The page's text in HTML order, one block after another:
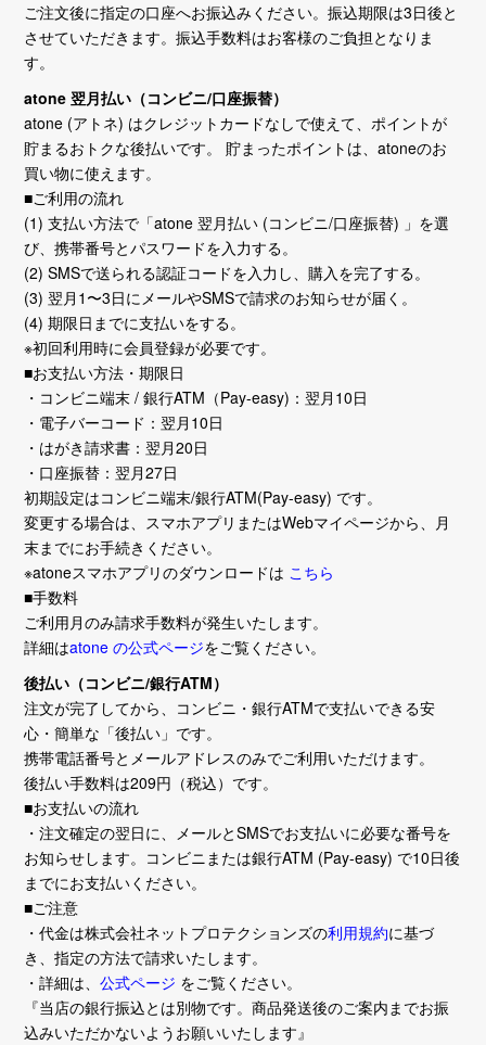
ご注文後に指定の口座へお振込みください。振込期限は3日後と
させていただきます。振込手数料はお客様のご負担となりま
す。
atone 翌月払い（コンビニ/口座振替）
atone (アトネ) はクレジットカードなしで使えて、ポイントが
貯まるおトクな後払いです。 貯まったポイントは、atoneのお
買い物に使えます。
■ご利用の流れ
(1) 支払い方法で「atone 翌月払い (コンビニ/口座振替) 」を選
び、携帯番号とパスワードを入力する。
(2) SMSで送られる認証コードを入力し、購入を完了する。
(3) 翌月1〜3日にメールやSMSで請求のお知らせが届く。
(4) 期限日までに支払いをする。
※初回利用時に会員登録が必要です。
■お支払い方法・期限日
・コンビニ端末 / 銀行ATM（Pay-easy)：翌月10日
・電子バーコード：翌月10日
・はがき請求書：翌月20日
・口座振替：翌月27日
初期設定はコンビニ端末/銀行ATM(Pay-easy) です。
変更する場合は、スマホアプリまたはWebマイページから、月
末までにお手続きください。
※atoneスマホアプリのダウンロードは こちら
■手数料
ご利用月のみ請求手数料が発生いたします。
詳細はatone の公式ページをご覧ください。
後払い（コンビニ/銀行ATM）
注文が完了してから、コンビニ・銀行ATMで支払いできる安
心・簡単な「後払い」です。
携帯電話番号とメールアドレスのみでご利用いただけます。
後払い手数料は209円（税込）です。
■お支払いの流れ
・注文確定の翌日に、メールとSMSでお支払いに必要な番号を
お知らせします。コンビニまたは銀行ATM (Pay-easy) で10日後
までにお支払いください。
■ご注意
・代金は株式会社ネットプロテクションズの利用規約に基づ
き、指定の方法で請求いたします。
・詳細は、公式ページ をご覧ください。
『当店の銀行振込とは別物です。商品発送後のご案内までお振
込みいただかないようお願いいたします』